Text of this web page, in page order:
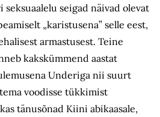
seigad näivad olevat
„karistusena” selle eest,
armastusest. Teine
kakskümmend aastat
Underiga nii suurt
voodisse tükkimist
tänusõnad Kiini abikaasale,